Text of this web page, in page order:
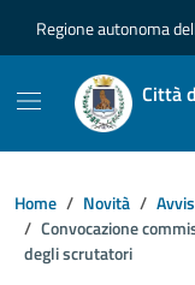
Regione autonoma
Città
Home Novità
Convocazione
degli scrutatori